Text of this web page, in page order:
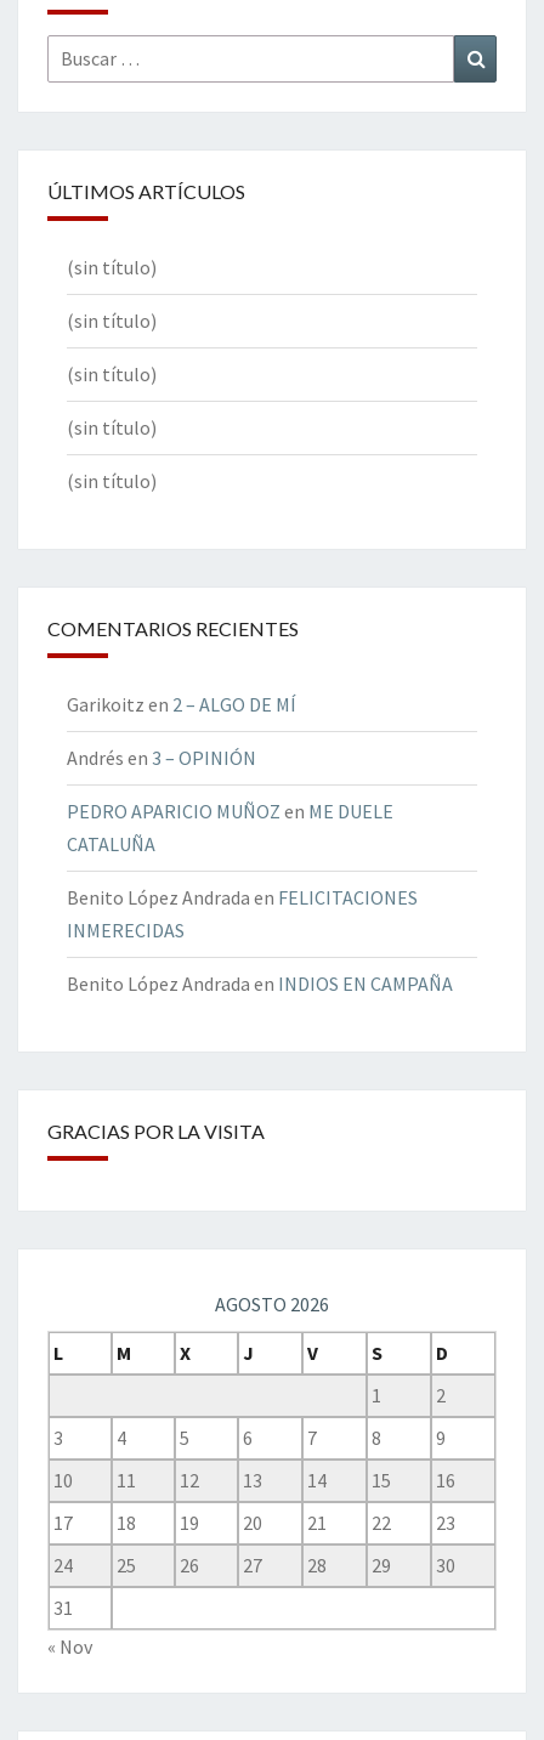
Buscar
por:
ÚLTIMOS ARTÍCULOS
(sin título)
(sin título)
(sin título)
(sin título)
(sin título)
COMENTARIOS RECIENTES
Garikoitz en 2 – ALGO DE MÍ
Andrés en 3 – OPINIÓN
PEDRO APARICIO MUÑOZ en ME DUELE
CATALUÑA
Benito López Andrada en FELICITACIONES
INMERECIDAS
Benito López Andrada en INDIOS EN CAMPAÑA
GRACIAS POR LA VISITA
AGOSTO 2026
L
M X J V S
D
1
2
3
4 5 6 7 8
9
10
11 12 13 14 15
16
17
18 19 20 21 22
23
24
25 26 27 28 29
30
31
« Nov